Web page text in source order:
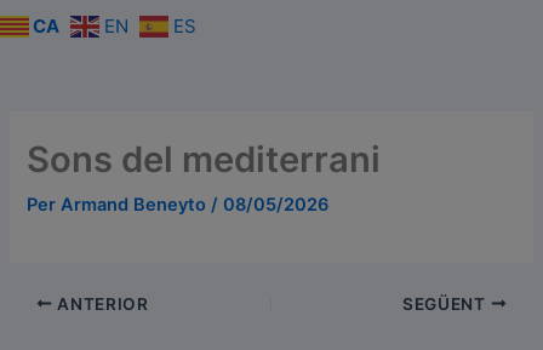
CA EN ES
Sons del mediterrani
Per Armand Beneyto/08/05/2026
ANTERIOR SEGÜENT